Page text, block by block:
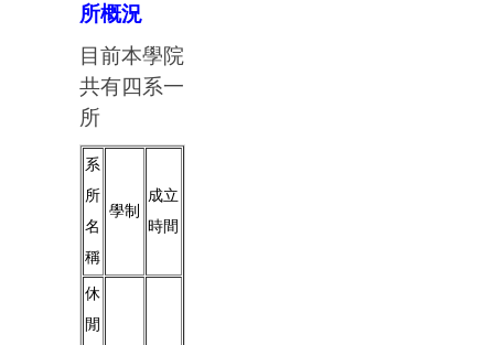
所概況
目前本學院
共有四系一
所
系
所
名
稱
學制
成立
時間
休
閒